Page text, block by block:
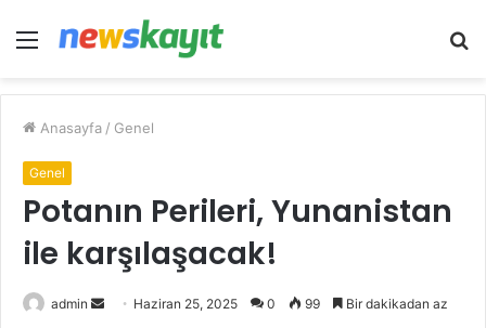
Menü
Anasayfa / Genel
Genel
Potanın Perileri, Yunanistan
ile karşılaşacak!
admin
Bir
Haziran 25, 2025 0 99 Bir dakikadan az